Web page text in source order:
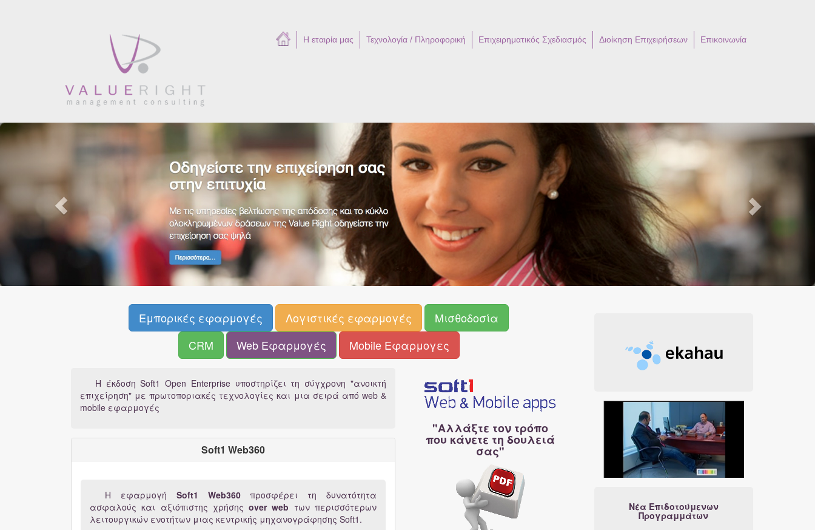
Η εταιρία μας Τεχνολογία / Πληροφορική Επιχειρηματικός Σχεδιασμός Διοίκηση Επιχειρήσεων Επικοινωνία
Εμπορικές εφαρμογές Λογιστικές εφαρμογές
Μισθοδοσία
CRM
Web Εφαρμογές Mobile Εφαρμογες
Η έκδοση Soft1 Open Enterprise υποστηρίζει τη σύγχρονη "ανοικτή
επιχείρηση" με πρωτοποριακές τεχνολογίες και μια σειρά από web &
mobile εφαρμογές
Soft1 Web360
Η εφαρμογή Soft1 Web360προσφέρει τη δυνατότητα
ασφαλούς και αξιόπιστης χρήσηςover web των περισσότερων
λειτουργικών ενοτήτων μιας κεντρικής μηχανογράφησης Soft1.
"Αλλάξτε τον τρόπο
που κάνετε τη δουλειά
σας"
Νέα Επιδοτούμενων
Προγραμμάτων